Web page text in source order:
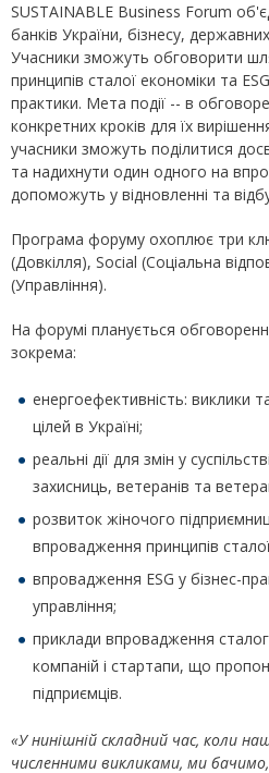
SUSTAINABLE Business Forum
банків України, бізнесу,
Учасники зможуть обговорити
принципів сталої економіки та
практики. Мета події -- в
конкретних кроків для їх
учасники зможуть поділитися
та надихнути один одного на
допоможуть у відновленні та
Програма форуму охоплює три
(Довкілля), Social (Соціальна
(Управління).
На форумі планується
зокрема:
енергоефективність: виклики
цілей в Україні;
реальні дії для змін у
захисниць, ветеранів та
розвиток жіночого
впровадження принципів
впровадження ESG у бізнес-
управління;
приклади впровадження
компаній і стартапи, що
підприємців.
«У нинішній складний час, коли
численними викликами, ми бачимо,